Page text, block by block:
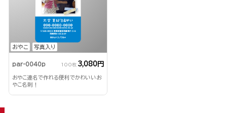
おやこ 写真入り
par-0040p 100枚 3,080円
おやこ連名で作れる便利でかわいいお
やこ名刺！